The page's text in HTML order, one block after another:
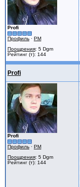
Profi
Профиль · PM
Поощрения: 5 Dgm
Рейтинг (т): 144
Profi
Profi
Профиль · PM
Поощрения: 5 Dgm
Рейтинг (т): 144